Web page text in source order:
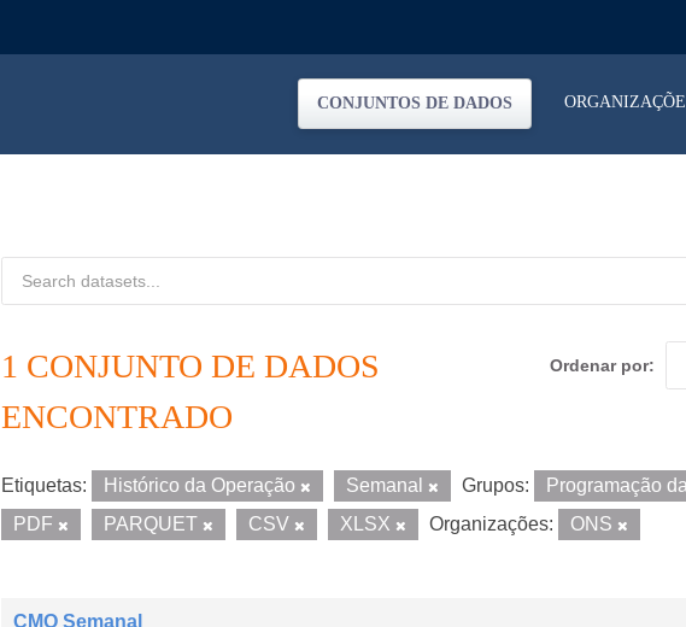
CONJUNTOS DE DADOS
Ordenar por
1 CONJUNTO DE DADOS
ENCONTRADO
Etiquetas: Histórico da Operação Semanal Grupos: Programação
PDF
PARQUET CSV XLSX Organizações: ONS
CMO Semanal